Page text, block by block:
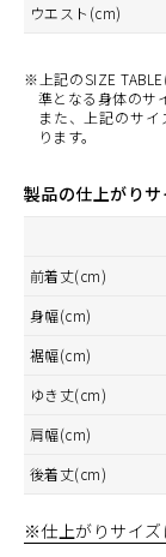
ウエスト(cm)
※上記のSIZE
準となる身体のサ
また、上記のサ
ります。
製品の仕上がりサ
前着丈(cm)
身幅(cm)
裾幅(cm)
ゆき丈(cm)
肩幅(cm)
後着丈(cm)
※仕上がりサイズ